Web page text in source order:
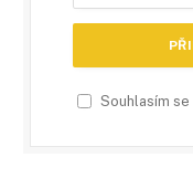
Souhlasím se